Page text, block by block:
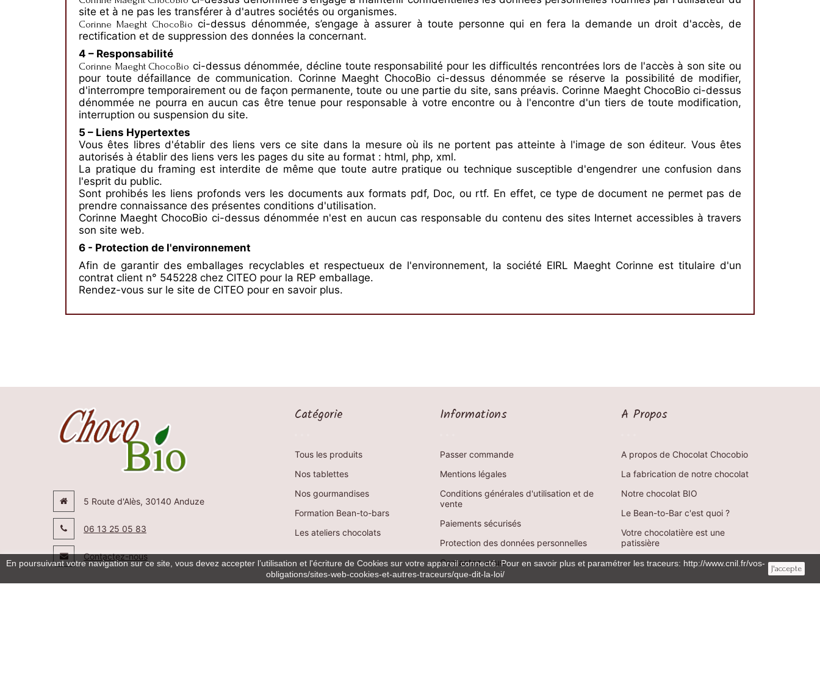
site et à ne pas les transférer à d'autres sociétés ou organismes.
Corinne Maeght ChocoBio ci-dessus dénommée, s’engage à assurer à toute personne qui en fera la demande un droit d'accès, de
rectification et de suppression des données la concernant.
4 – Responsabilité
Corinne Maeght ChocoBio ci-dessus dénommée, décline toute responsabilité pour les difficultés rencontrées lors de l'accès à son site ou
pour toute défaillance de communication. Corinne Maeght ChocoBio ci-dessus dénommée se réserve la possibilité de modifier,
d'interrompre temporairement ou de façon permanente, toute ou une partie du site, sans préavis. Corinne Maeght ChocoBio ci-dessus
dénommée ne pourra en aucun cas être tenue pour responsable à votre encontre ou à l'encontre d'un tiers de toute modification,
interruption ou suspension du site.
5 – Liens Hypertextes
Vous êtes libres d'établir des liens vers ce site dans la mesure où ils ne portent pas atteinte à l'image de son éditeur. Vous êtes
autorisés à établir des liens vers les pages du site au format : html, php, xml.
La pratique du framing est interdite de même que toute autre pratique ou technique susceptible d'engendrer une confusion dans
l'esprit du public.
Sont prohibés les liens profonds vers les documents aux formats pdf, Doc, ou rtf. En effet, ce type de document ne permet pas de
prendre connaissance des présentes conditions d'utilisation.
Corinne Maeght ChocoBio ci-dessus dénommée n'est en aucun cas responsable du contenu des sites Internet accessibles à travers
son site web.
6 - Protection de l'environnement
Afin de garantir des emballages recyclables et respectueux de l'environnement, la société EIRL Maeght Corinne est titulaire d'un
contrat client n° 545228 chez CITEO pour la REP emballage.
Rendez-vous sur le site de CITEO pour en savoir plus.
5 Route d'Alès, 30140 Anduze
06 13 25 05 83
Contactez-nous
Catégorie
Tous les produits
Nos tablettes
Nos gourmandises
Formation Bean-to-bars
Les ateliers chocolats
Informations
Passer commande
Mentions légales
Conditions générales d'utilisation et de
vente
Paiements sécurisés
Protection des données personnelles
Contactez-nous
A Propos
A propos de Chocolat Chocobio
La fabrication de notre chocolat
Notre chocolat BIO
Le Bean-to-Bar c'est quoi ?
Votre chocolatière est une
patissière
En poursuivant votre navigation sur ce site, vous devez accepter l’utilisation et l'écriture de Cookies sur votre appareil connecté. Pour en savoir plus et paramétrer les traceurs: http://www.cnil.fr/vos-
obligations/sites-web-cookies-et-autres-traceurs/que-dit-la-loi/
J'accepte